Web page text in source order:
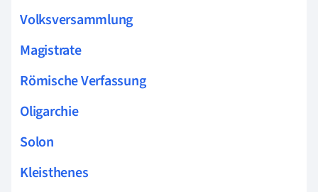
Volksversammlung
Magistrate
Römische Verfassung
Oligarchie
Solon
Kleisthenes